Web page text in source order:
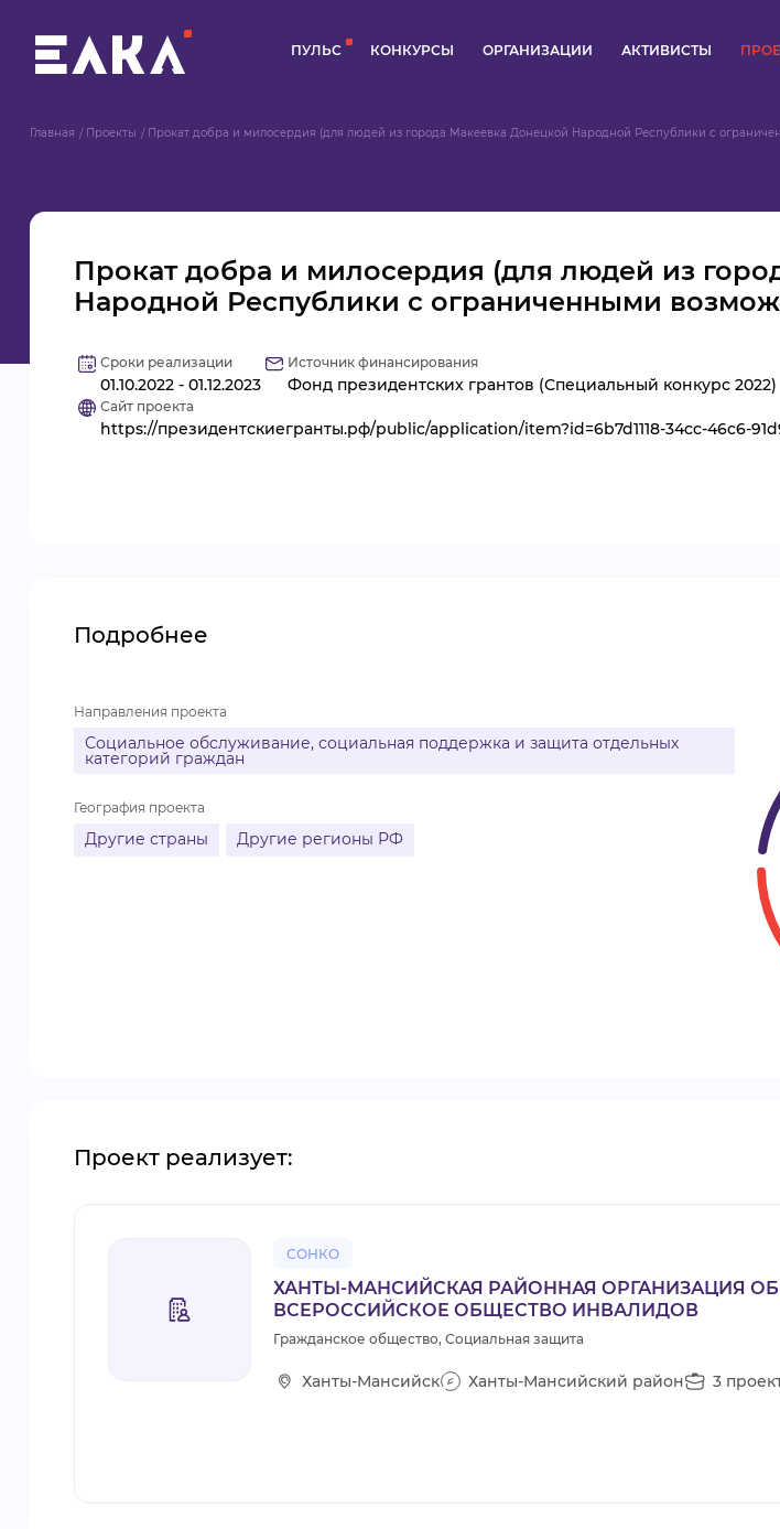
ПУЛЬС КОНКУРСЫ ОРГАНИЗАЦИИ АКТИВИСТЫ
ПУЛЬС
АКТИВИСТЫ
Главная Проекты Прокат добра и милосердия (для людей из города Макеевка Донецкой Народной Республики с
Прокат добра и милосердия (для людей из
Народной Республики с ограниченными
Сроки реализации
01.10.2022 - 01.12.2023
Источник финансирования
Фонд президентских грантов (Специальный конкурс 2022)
Сайт проекта
https://президентскиегранты.рф/public/application/item?id=6b7d1118-34cc-46c6-
Подробнее
Направления проекта
Социальное обслуживание, социальная поддержка и защита отдельных
категорий граждан
География проекта
Другие страны Другие регионы РФ
Проект реализует:
СОНКО
ХАНТЫ-МАНСИЙСКАЯ РАЙОННАЯ ОРГАНИЗАЦИЯ
ВСЕРОССИЙСКОЕ ОБЩЕСТВО ИНВАЛИДОВ
Гражданское общество, Социальная защита
Ханты-Мансийск Ханты-Мансийский район 3